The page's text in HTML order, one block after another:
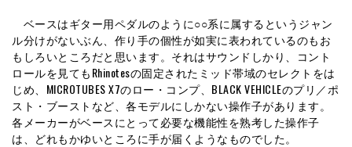
ベースはギター用ペダルのように○○系に属するというジャン
ル分けがないぶん、作り手の個性が如実に表われているのもお
もしろいところだと思います。それはサウンドしかり、コント
ロールを見てもRhinotesの固定されたミッド帯域のセレクトをは
じめ、MICROTUBES X7のロー・コンプ、BLACK VEHICLEのプリ／ポ
スト・ブーストなど、各モデルにしかない操作子があります。
各メーカーがベースにとって必要な機能性を熟考した操作子
は、どれもかゆいところに手が届くようなものでした。